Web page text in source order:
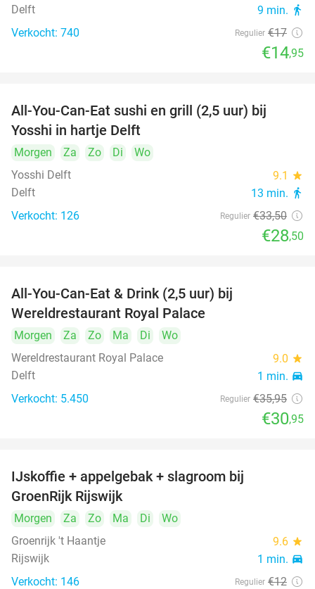
Delft 9 min. directions_walk
Verkocht: 740 Regulier €17
€14,95
All-You-Can-Eat sushi en grill (2,5 uur) bij
Yosshi in hartje Delft
Morgen Za Zo Di
Wo
Yosshi Delft
9.1 star
Delft 13 min. directions_walk
Verkocht: 126 Regulier €33,50
€28,50
All-You-Can-Eat & Drink (2,5 uur) bij
Wereldrestaurant Royal Palace
Morgen Za Zo Ma Di
Wo
Wereldrestaurant Royal Palace
9.0 star
Delft 1 min. directions_car
Verkocht: 5.450 Regulier €35,95
€30,95
IJskoffie + appelgebak + slagroom bij
GroenRijk Rijswijk
Morgen Za Zo Ma Di
Wo
Groenrijk 't Haantje
9.6 star
Rijswijk 1 min. directions_car
Verkocht: 146 Regulier €12